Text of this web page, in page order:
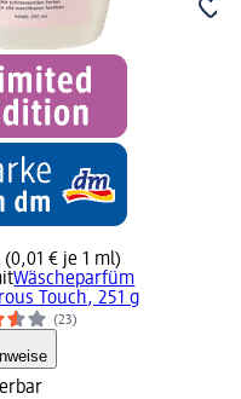
€ je 1 ml)
Wäscheparfüm
Touch, 251 g
(23)